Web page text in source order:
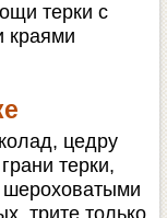
терки с
краями
цедру
терки,
трите только